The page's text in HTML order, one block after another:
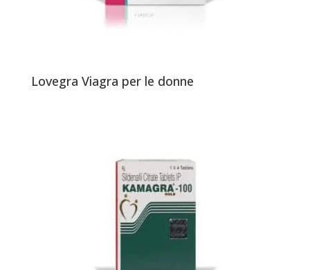
Lovegra Viagra per le donne